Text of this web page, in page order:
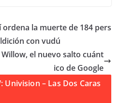
la muerte de 184 pers
con vudú
el nuevo salto cuánt
ico de Google
Univision – Las Dos Caras